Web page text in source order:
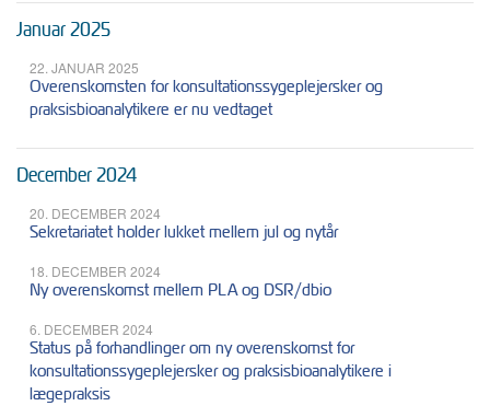
Januar 2025
22. JANUAR 2025
Overenskomsten for konsultationssygeplejersker og
praksisbioanalytikere er nu vedtaget
December 2024
20. DECEMBER 2024
Sekretariatet holder lukket mellem jul og nytår
18. DECEMBER 2024
Ny overenskomst mellem PLA og DSR/dbio
6. DECEMBER 2024
Status på forhandlinger om ny overenskomst for
konsultationssygeplejersker og praksisbioanalytikere i
lægepraksis